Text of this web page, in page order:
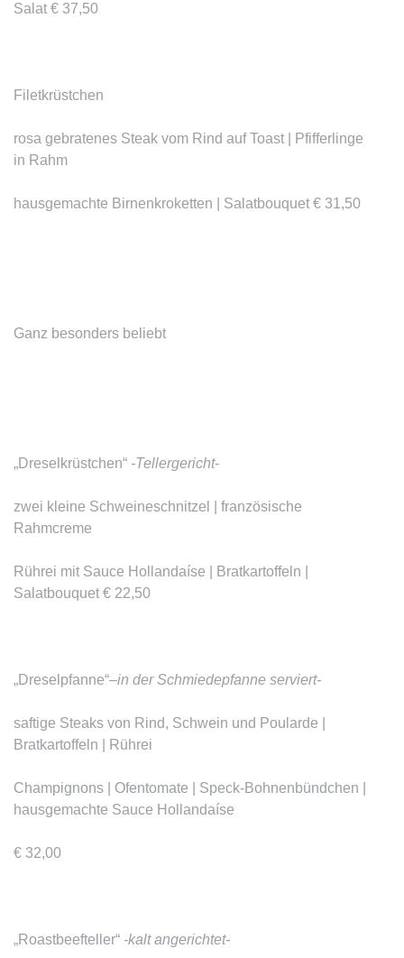
Salat € 37,50
Filetkrüstchen
rosa gebratenes Steak vom Rind auf Toast | Pfifferlinge
in Rahm
hausgemachte Birnenkroketten | Salatbouquet € 31,50
Ganz besonders beliebt
„Dreselkrüstchen“ -Tellergericht-
zwei kleine Schweineschnitzel | französische
Rahmcreme
Rührei mit Sauce Hollandaíse | Bratkartoffeln |
Salatbouquet € 22,50
„Dreselpfanne“–in der Schmiedepfanne serviert-
saftige Steaks von Rind, Schwein und Poularde |
Bratkartoffeln | Rührei
Champignons | Ofentomate | Speck-Bohnenbündchen |
hausgemachte Sauce Hollandaíse
€ 32,00
„Roastbeefteller“ -kalt angerichtet-